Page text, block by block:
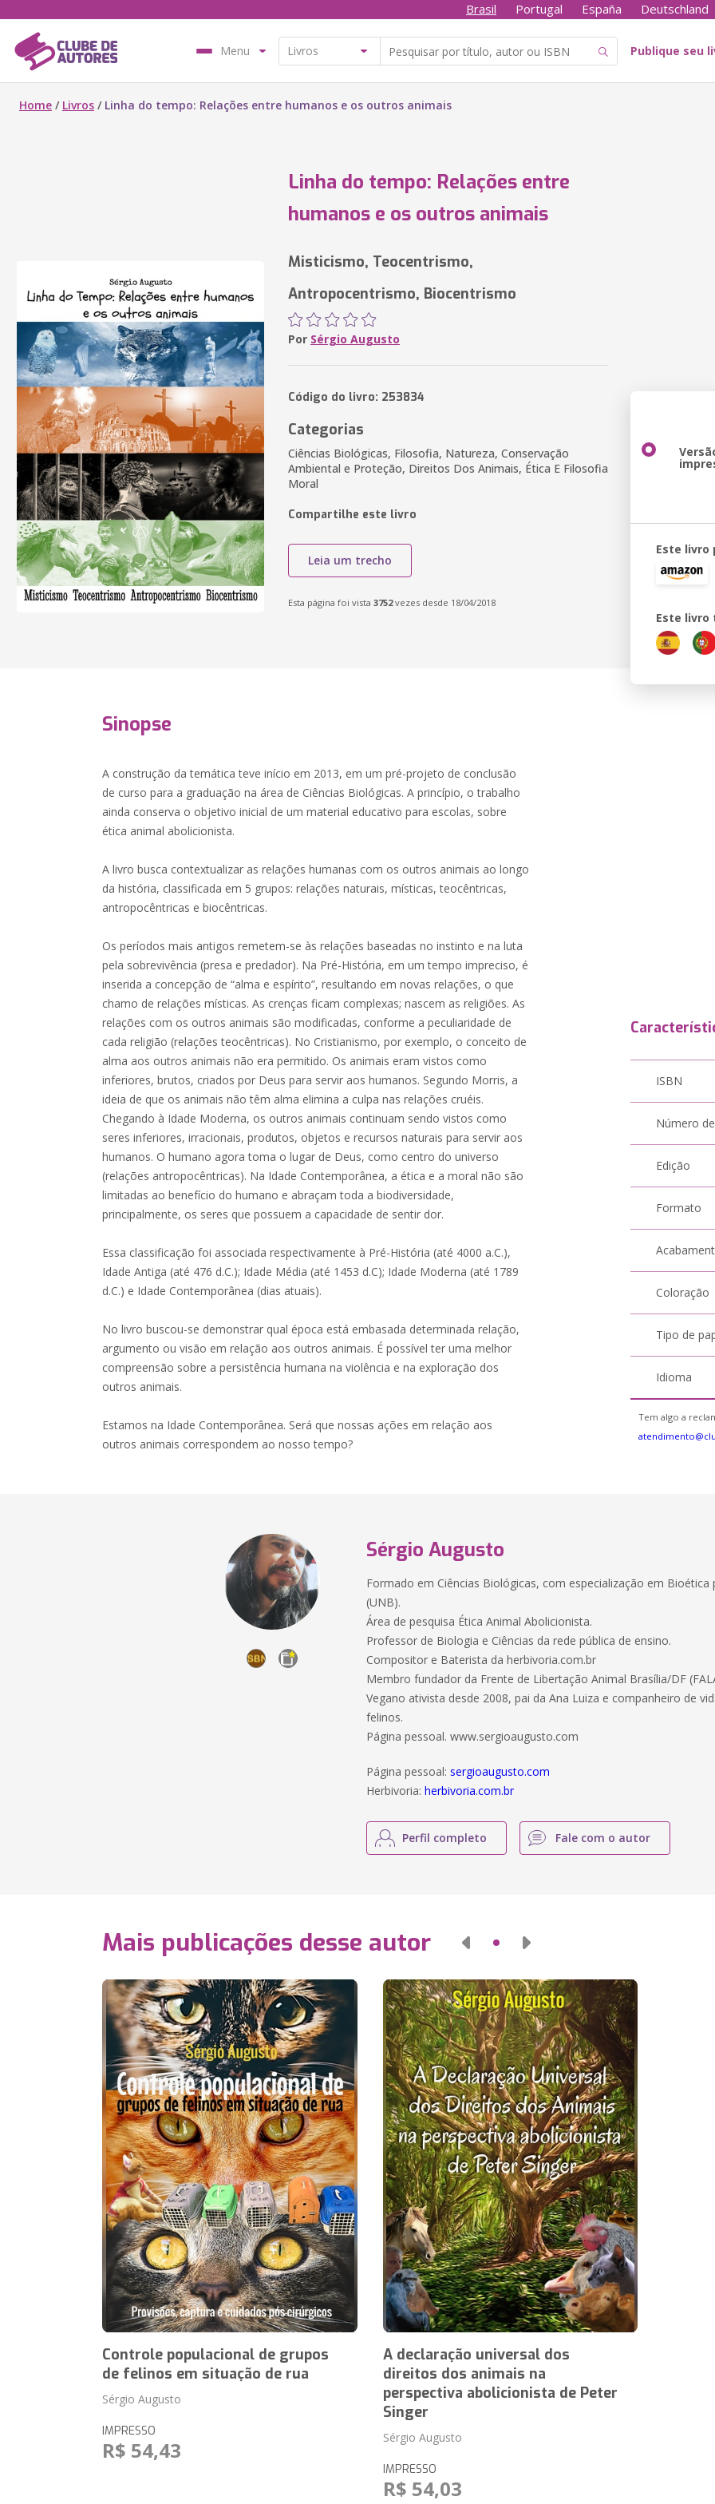
Brasil Portugal España Deutschland
Menu Publique seu
Home / Livros / Linha do tempo: Relações entre humanos e os outros animais
Linha do tempo: Relações entre
humanos e os outros animais
Misticismo, Teocentrismo,
Antropocentrismo, Biocentrismo
Por Sérgio Augusto
Código do livro: 253834
Categorias
Ciências Biológicas, Filosofia, Natureza, Conservação
Ambiental e Proteção, Direitos Dos Animais, Ética E Filosofia
Moral
Compartilhe este livro
Leia um trecho
Esta página foi vista 3752vezes desde 18/04/2018
Este livro
Este livro
Sinopse
A construção da temática teve início em 2013, em um pré-projeto de conclusão
de curso para a graduação na área de Ciências Biológicas. A princípio, o trabalho
ainda conserva o objetivo inicial de um material educativo para escolas, sobre
ética animal abolicionista.
A livro busca contextualizar as relações humanas com os outros animais ao longo
da história, classificada em 5 grupos: relações naturais, místicas, teocêntricas,
antropocêntricas e biocêntricas.
Os períodos mais antigos remetem-se às relações baseadas no instinto e na luta
pela sobrevivência (presa e predador). Na Pré-História, em um tempo impreciso, é
inserida a concepção de “alma e espírito”, resultando em novas relações, o que
chamo de relações místicas. As crenças ficam complexas; nascem as religiões. As
relações com os outros animais são modificadas, conforme a peculiaridade de
cada religião (relações teocêntricas). No Cristianismo, por exemplo, o conceito de
alma aos outros animais não era permitido. Os animais eram vistos como
inferiores, brutos, criados por Deus para servir aos humanos. Segundo Morris, a
ideia de que os animais não têm alma elimina a culpa nas relações cruéis.
Chegando à Idade Moderna, os outros animais continuam sendo vistos como
seres inferiores, irracionais, produtos, objetos e recursos naturais para servir aos
humanos. O humano agora toma o lugar de Deus, como centro do universo
(relações antropocêntricas). Na Idade Contemporânea, a ética e a moral não são
limitadas ao benefício do humano e abraçam toda a biodiversidade,
principalmente, os seres que possuem a capacidade de sentir dor.
Essa classificação foi associada respectivamente à Pré-História (até 4000 a.C.),
Idade Antiga (até 476 d.C.); Idade Média (até 1453 d.C); Idade Moderna (até 1789
d.C.) e Idade Contemporânea (dias atuais).
No livro buscou-se demonstrar qual época está embasada determinada relação,
argumento ou visão em relação aos outros animais. É possível ter uma melhor
compreensão sobre a persistência humana na violência e na exploração dos
outros animais.
Estamos na Idade Contemporânea. Será que nossas ações em relação aos
outros animais correspondem ao nosso tempo?
ISBN
Número
Edição
Formato
Coloração
Tipo de
Idioma
Tem algo a
Sérgio Augusto
Formado em Ciências Biológicas, com especialização em Bioética
(UNB).
Área de pesquisa Ética Animal Abolicionista.
Professor de Biologia e Ciências da rede pública de ensino.
Compositor e Baterista da herbivoria.com.br
Membro fundador da Frente de Libertação Animal Brasília/DF
Vegano ativista desde 2008, pai da Ana Luiza e companheiro de
felinos.
Página pessoal. www.sergioaugusto.com
Página pessoal:sergioaugusto.com
Herbivoria:herbivoria.com.br
Perfil completo Fale com o autor
Mais publicações desse autor
Controle populacional de grupos
de felinos em situação de rua
Sérgio Augusto
IMPRESSO
R$ 54,43
A declaração universal dos
direitos dos animais na
perspectiva abolicionista de Peter
Singer
Sérgio Augusto
IMPRESSO
R$ 54,03